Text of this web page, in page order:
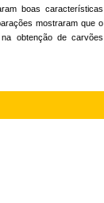
boas características
mostraram que o
obtenção de carvões